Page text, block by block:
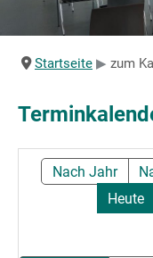
Angebote
Sportpark
Startseite zum
Nach Jahr
Heute